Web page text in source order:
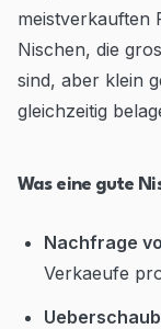
meistverkauften
Nischen, die
sind, aber klein
gleichzeitig
Was eine gute
Nachfrage
Verkaeufe